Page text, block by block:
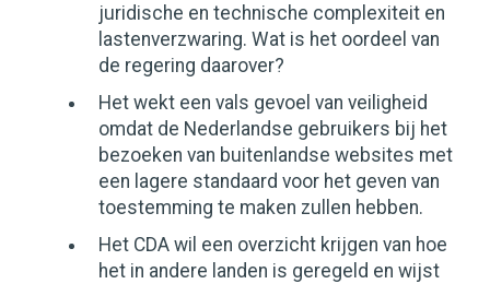
juridische en technische complexiteit en
lastenverzwaring. Wat is het oordeel van
de regering daarover?
Het wekt een vals gevoel van veiligheid
omdat de Nederlandse gebruikers bij het
bezoeken van buitenlandse websites met
een lagere standaard voor het geven van
toestemming te maken zullen hebben.
Het CDA wil een overzicht krijgen van hoe
het in andere landen is geregeld en wijst